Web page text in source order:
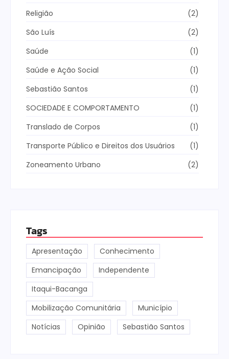
Religião
(2)
São Luís
(2)
Saúde
(1)
Saúde e Ação Social
(1)
Sebastião Santos
(1)
SOCIEDADE E COMPORTAMENTO
(1)
Translado de Corpos
(1)
Transporte Público e Direitos dos Usuários
(1)
Zoneamento Urbano
(2)
Tags
Apresentação
Conhecimento
Emancipação
Independente
Itaqui-Bacanga
Mobilização Comunitária
Município
Notícias
Opinião Sebastião Santos